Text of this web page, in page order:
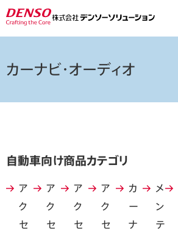
カーナビ・オーディオ
自動車向け商品カテゴリ
ア
ク
セ
ア
ク
セ
ア
ク
セ
ア
ク
セ
カ
ー
ナ
メ
ン
テ